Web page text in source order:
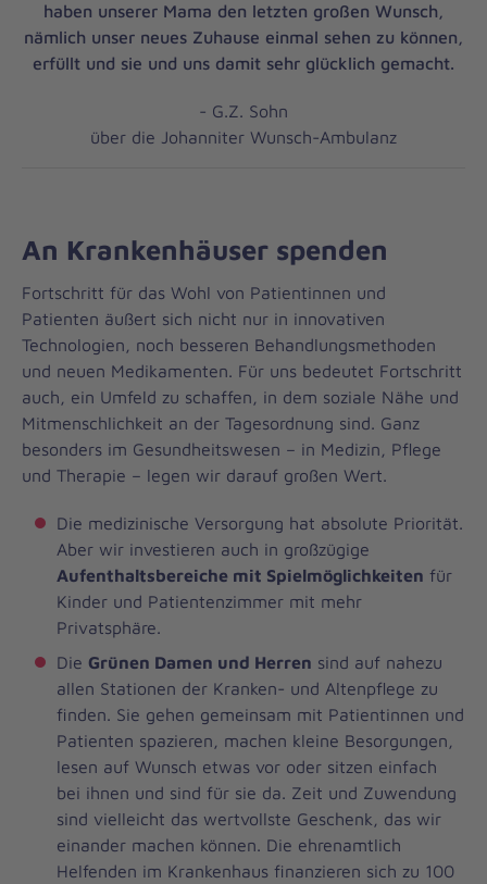
haben unserer Mama den letzten großen Wunsch,
nämlich unser neues Zuhause einmal sehen zu können,
erfüllt und sie und uns damit sehr glücklich gemacht.
- G.Z. Sohn
über die Johanniter Wunsch-Ambulanz
An Krankenhäuser spenden
Fortschritt für das Wohl von Patientinnen und
Patienten äußert sich nicht nur in innovativen
Technologien, noch besseren Behandlungsmethoden
und neuen Medikamenten. Für uns bedeutet Fortschritt
auch, ein Umfeld zu schaffen, in dem soziale Nähe und
Mitmenschlichkeit an der Tagesordnung sind. Ganz
besonders im Gesundheitswesen – in Medizin, Pflege
und Therapie – legen wir darauf großen Wert.
Die medizinische Versorgung hat absolute Priorität.
Aber wir investieren auch in großzügige
Aufenthaltsbereiche mit Spielmöglichkeiten für
Kinder und Patientenzimmer mit mehr
Privatsphäre.
Die Grünen Damen und Herren sind auf nahezu
allen Stationen der Kranken- und Altenpflege zu
finden. Sie gehen gemeinsam mit Patientinnen und
Patienten spazieren, machen kleine Besorgungen,
lesen auf Wunsch etwas vor oder sitzen einfach
bei ihnen und sind für sie da. Zeit und Zuwendung
sind vielleicht das wertvollste Geschenk, das wir
einander machen können. Die ehrenamtlich
Helfenden im Krankenhaus finanzieren sich zu 100